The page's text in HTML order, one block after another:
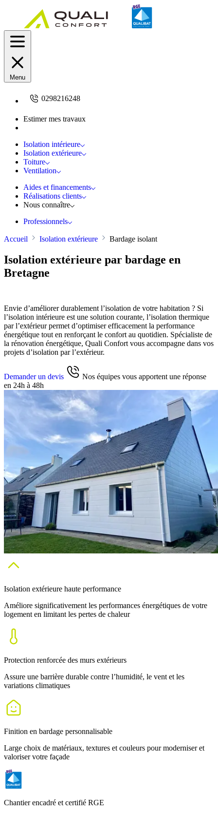
Menu
0298216248
Estimer mes travaux
Isolation intérieure
Isolation extérieure
Toiture
Ventilation
Aides et financements
Réalisations clients
Nous connaître
Professionnels
Accueil Isolation extérieure Bardage isolant
Isolation extérieure par bardage en
Bretagne
Envie d’améliorer durablement l’isolation de votre habitation ? Si
l’isolation intérieure est une solution courante, l’isolation thermique
par l’extérieur permet d’optimiser efficacement la performance
énergétique tout en renforçant le confort au quotidien. Spécialiste de
la rénovation énergétique, Quali Confort vous accompagne dans vos
projets d’isolation par l’extérieur.
Demander un devis
Nos équipes vous apportent une réponse
en 24h à 48h
Isolation extérieure haute performance
Améliore significativement les performances énergétiques de votre
logement en limitant les pertes de chaleur
Protection renforcée des murs extérieurs
Assure une barrière durable contre l’humidité, le vent et les
variations climatiques
Finition en bardage personnalisable
Large choix de matériaux, textures et couleurs pour moderniser et
valoriser votre façade
Chantier encadré et certifié RGE